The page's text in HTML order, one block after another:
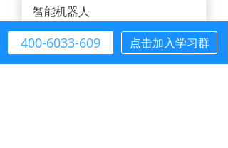
智能机器人
通过校园机器人，进行智能问答，实
现数字化服务，机器人具有深度学习
能力，不断沉淀新问题，丰富题库
400-6033-609 点击加入学习群